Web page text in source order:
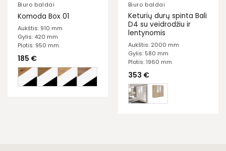
Biuro baldai
Komoda Box 01
Aukštis: 910 mm
Gylis: 420 mm
Plotis: 950 mm
185 €
Biuro baldai
Keturių durų spinta Bali
D4 su veidrodžiu ir
lentynomis
Aukštis: 2000 mm
Gylis: 580 mm
Plotis: 1960 mm
353 €